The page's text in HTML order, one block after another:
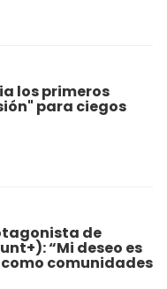
los primeros
para ciegos
de
“Mi deseo es
comunidades